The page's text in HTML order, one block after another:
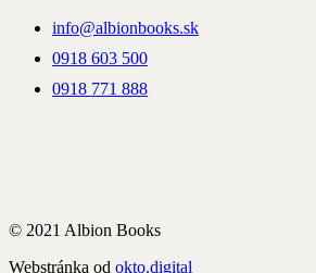
info@albionbooks.sk
0918 603 500
0918 771 888
© 2021 Albion Books
Webstránka od okto.digital